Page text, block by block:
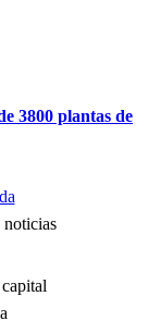
3800 plantas de